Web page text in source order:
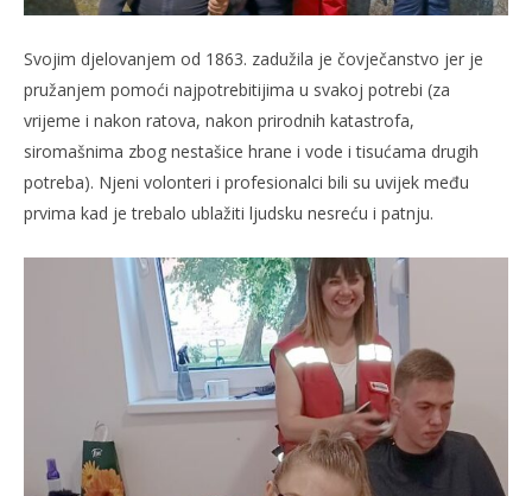
Svojim djelovanjem od 1863. zadužila je čovječanstvo jer je
pružanjem pomoći najpotrebitijima u svakoj potrebi (za
vrijeme i nakon ratova, nakon prirodnih katastrofa,
siromašnima zbog nestašice hrane i vode i tisućama drugih
potreba). Njeni volonteri i profesionalci bili su uvijek među
prvima kad je trebalo ublažiti ljudsku nesreću i patnju.